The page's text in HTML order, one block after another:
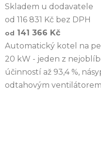
Skladem u dodavatele
od 116 831 Kč bez DPH
od 141 366 Kč
Automatický kotel na
20 kW - jeden z
účinností až 93,4 %,
odtahovým ventilátorem